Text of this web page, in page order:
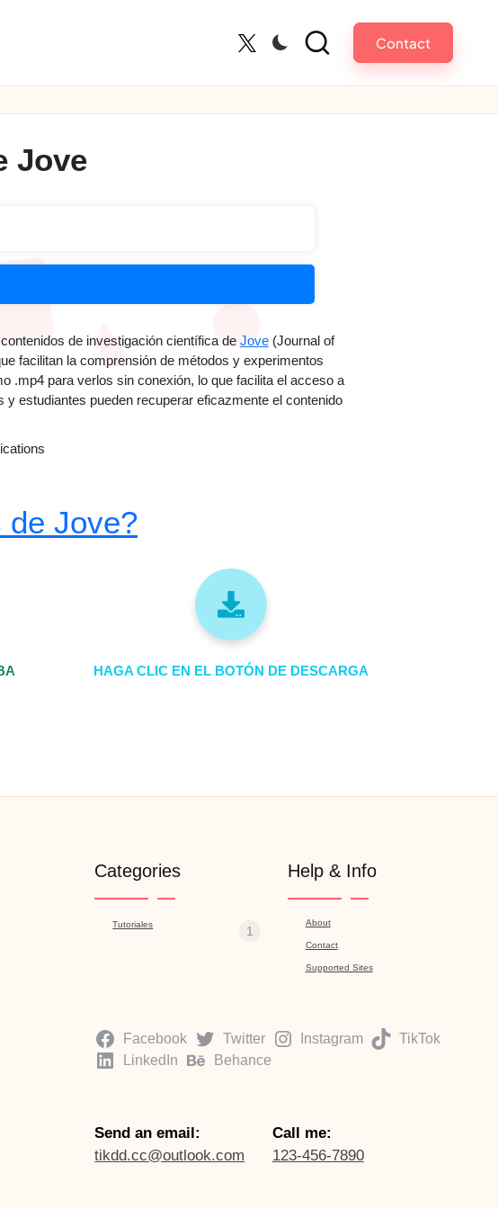
Twitter Contact
Jove
de investigación científica de Jove(Journal of
facilitan la comprensión de métodos y experimentos
.mp4 para verlos sin conexión, lo que facilita el acceso a
estudiantes pueden recuperar eficazmente el contenido
de Jove?
HAGA CLIC EN EL BOTÓN DE DESCARGA
Categories
Tutoriales 1
Help & Info
About
Contact
Supported Sites
Facebook Twitter Instagram
TikTok
LinkedIn
Behance
Send an email:
tikdd.cc@outlook.com
Call me:
123-456-7890